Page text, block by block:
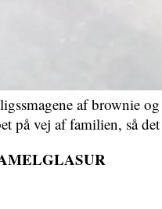
af brownie
på vej af familien, så